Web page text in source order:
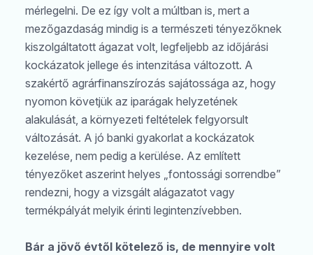
mérlegelni. De ez így volt a múltban is, mert a
mezőgazdaság mindig is a természeti tényezőknek
kiszolgáltatott ágazat volt, legfeljebb az időjárási
kockázatok jellege és intenzitása változott. A
szakértő agrárfinanszírozás sajátossága az, hogy
nyomon követjük az iparágak helyzetének
alakulását, a környezeti feltételek felgyorsult
változását. A jó banki gyakorlat a kockázatok
kezelése, nem pedig a kerülése. Az említett
tényezőket aszerint helyes „fontossági sorrendbe”
rendezni, hogy a vizsgált alágazatot vagy
termékpályát melyik érinti legintenzívebben.
Bár a jövő évtől kötelező is, de mennyire volt